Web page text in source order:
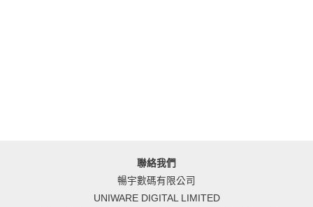
聯絡我們
暢宇數碼有限公司
UNIWARE DIGITAL LIMITED